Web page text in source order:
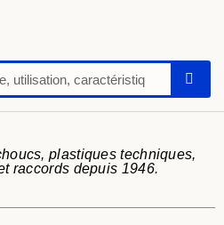
plastiques techniques,
raccords depuis 1946.